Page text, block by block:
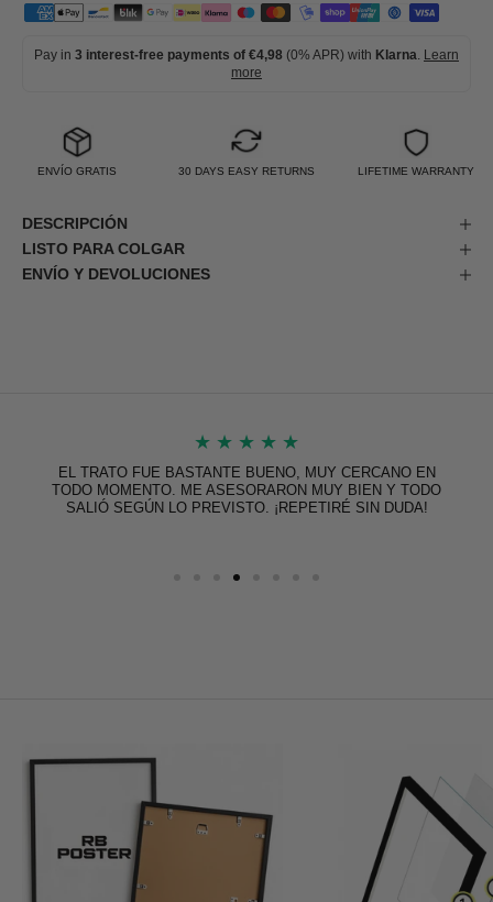
Pay in 3 interest-free payments of €4,98 (0% APR) with Klarna. Learn
more
ENVÍO GRATIS 30 DAYS EASY RETURNS LIFETIME WARRANTY
DESCRIPCIÓN
LISTO PARA COLGAR
ENVÍO Y DEVOLUCIONES
★ ★ ★ ★ ★
EL TRATO FUE BASTANTE BUENO, MUY CERCANO EN
TODO MOMENTO. ME ASESORARON MUY BIEN Y TODO
SALIÓ SEGÚN LO PREVISTO. ¡REPETIRÉ SIN DUDA!